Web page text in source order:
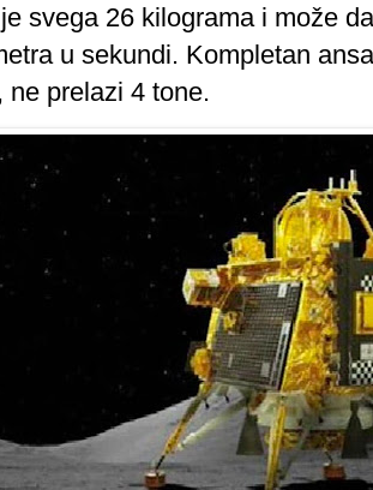
svega 26 kilograma i može
u sekundi. Kompletan
ne prelazi 4 tone.